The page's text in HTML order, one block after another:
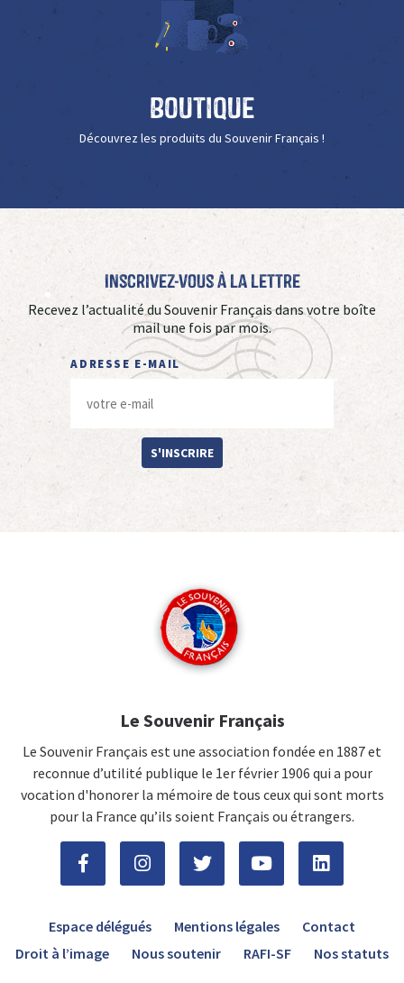
Boutique
Découvrez les produits du Souvenir Français !
Inscrivez-vous à La Lettre
Recevez l’actualité du Souvenir Français dans votre boîte
mail une fois par mois.
ADRESSE E-MAIL
S'INSCRIRE
Le Souvenir Français
Le Souvenir Français est une association fondée en 1887 et
reconnue d’utilité publique le 1er février 1906 qui a pour
vocation d'honorer la mémoire de tous ceux qui sont morts
pour la France qu’ils soient Français ou étrangers.
Espace délégués Mentions légales
Contact
Droit à l’image
Nous soutenir RAFI-SF Nos statuts